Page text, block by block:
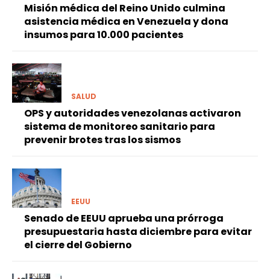
Misión médica del Reino Unido culmina
asistencia médica en Venezuela y dona
insumos para 10.000 pacientes
SALUD
OPS y autoridades venezolanas activaron
sistema de monitoreo sanitario para
prevenir brotes tras los sismos
EEUU
Senado de EEUU aprueba una prórroga
presupuestaria hasta diciembre para evitar
el cierre del Gobierno